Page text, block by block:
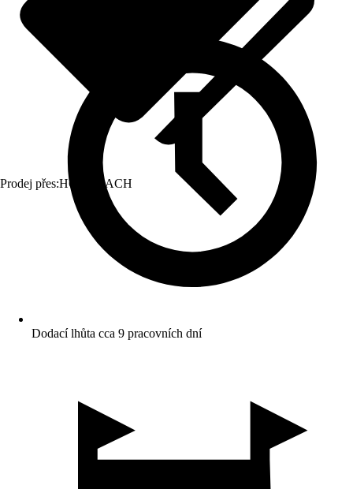
Prodej přes:HORNBACH
Dodací lhůta cca 9 pracovních dní